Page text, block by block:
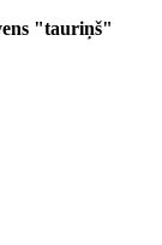
"tauriņš"